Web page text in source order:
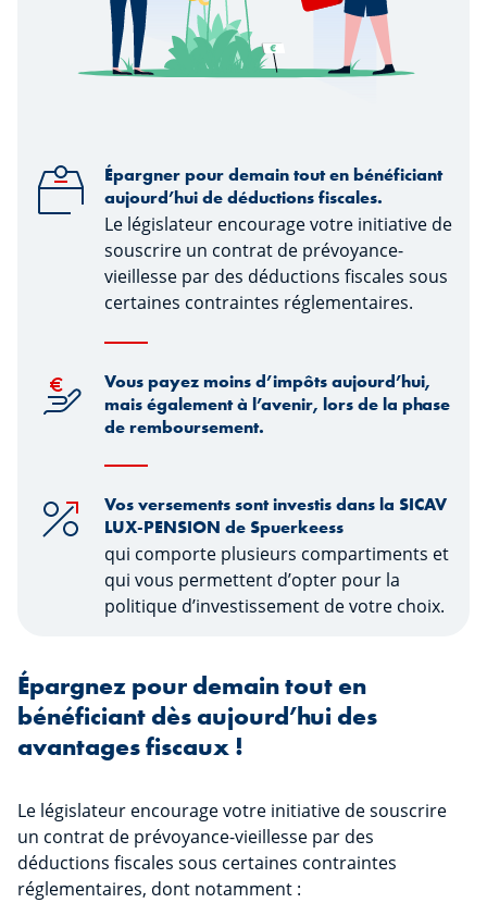
Épargner pour demain tout en bénéficiant
aujourd’hui de déductions fiscales.
Le législateur encourage votre initiative de
souscrire un contrat de prévoyance-
vieillesse par des déductions fiscales sous
certaines contraintes réglementaires.
Vous payez moins d’impôts aujourd’hui,
mais également à l’avenir, lors de la phase
de remboursement.
Vos versements sont investis dans la SICAV
LUX-PENSION de Spuerkeess
qui comporte plusieurs compartiments et
qui vous permettent d’opter pour la
politique d’investissement de votre choix.
Épargnez pour demain tout en
bénéficiant dès aujourd’hui des
avantages fiscaux !
Le législateur encourage votre initiative de souscrire
un contrat de prévoyance-vieillesse par des
déductions fiscales sous certaines contraintes
réglementaires, dont notamment :